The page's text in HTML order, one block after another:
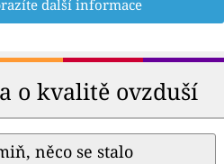
další informace
o kvalitě ovzduší
něco se stalo